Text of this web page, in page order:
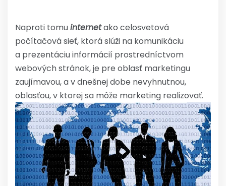
Naproti tomuinternetako celosvetová
počítačová sieť, ktorá slúži na komunikáciu
a prezentáciu informácií prostredníctvom
webových stránok, je pre oblasť marketingu
zaujímavou, a v dnešnej dobe nevyhnutnou,
oblasťou, v ktorej sa môže marketing realizovať.